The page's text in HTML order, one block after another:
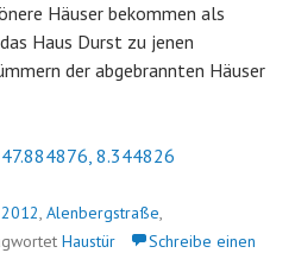
Häuser bekommen als
Haus Durst zu jenen
der abgebrannten Häuser
47.884876, 8.344826
2012, Alenbergstraße,
Haustür
Schreibe einen